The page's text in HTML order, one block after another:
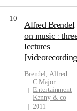
10
Alfred Brendel
on music : three
lectures
Brendel, Alfred
C Major
Entertainment
Kenny & co
2011